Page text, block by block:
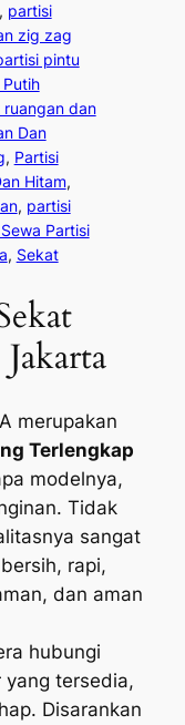
partisi
zig zag
pintu
Putih
dan
Dan
, Partisi
Hitam
, partisi
Partisi
, Sekat
merupakan
Terlengkap
modelnya,
Tidak
sangat
rapi,
dan aman
hubungi
yang tersedia,
Disarankan